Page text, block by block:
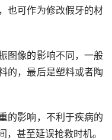
也可作为修改假牙的材
图像的影响不同，一般
的，最后是塑料或者陶
的影响，不利于疾病的
甚至延误抢救时机。